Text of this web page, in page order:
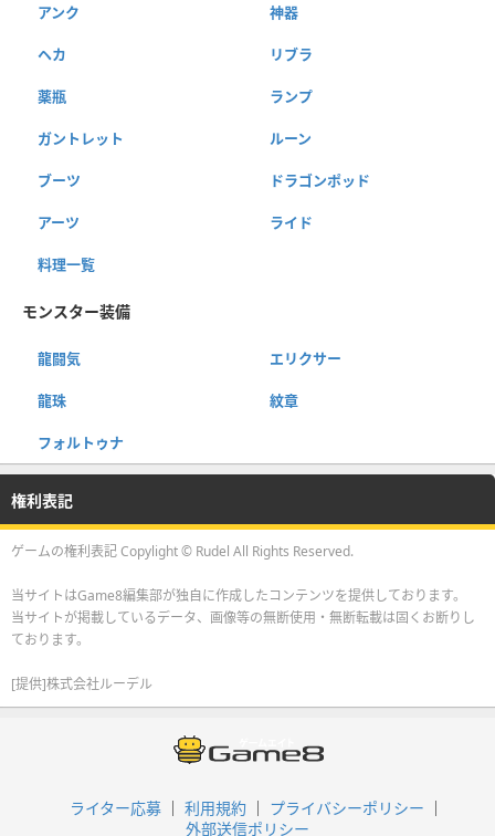
アンク 神器
ヘカ リブラ
薬瓶 ランプ
ガントレット ルーン
ブーツ ドラゴンポッド
アーツ ライド
料理一覧
モンスター装備
龍闘気 エリクサー
龍珠 紋章
フォルトゥナ
権利表記
ゲームの権利表記 Copylight © Rudel All Rights Reserved.
当サイトはGame8編集部が独自に作成したコンテンツを提供しております。
当サイトが掲載しているデータ、画像等の無断使用・無断転載は固くお断りし
ております。
[提供]株式会社ルーデル
ライター応募 利用規約
プライバシーポリシー
外部送信ポリシー